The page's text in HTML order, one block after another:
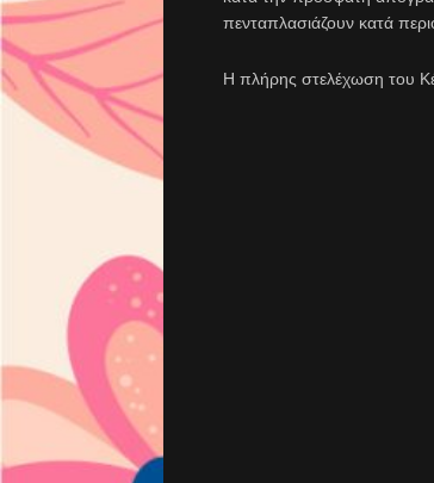
πενταπλασιάζουν κατά
Η πλήρης στελέχωση του